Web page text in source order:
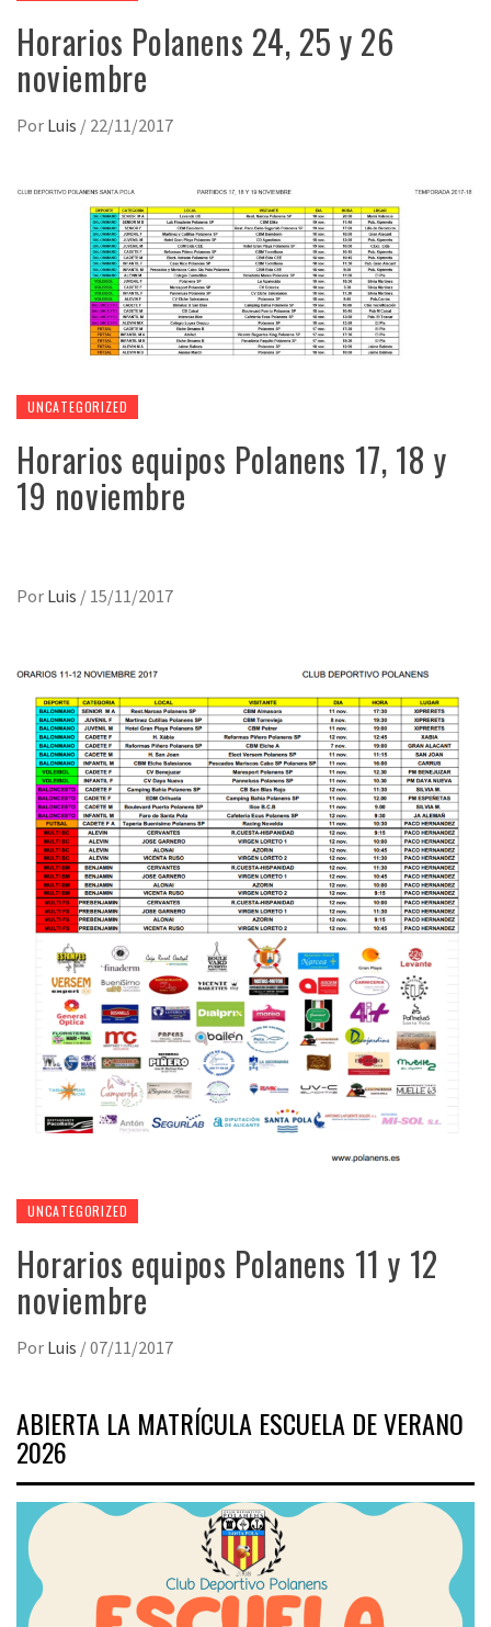
Horarios Polanens 24, 25 y 26
noviembre
Por Luis / 22/11/2017
UNCATEGORIZED
Horarios equipos Polanens 17, 18 y
19 noviembre
Por Luis / 15/11/2017
UNCATEGORIZED
Horarios equipos Polanens 11 y 12
noviembre
Por Luis /07/11/2017
ABIERTA LA MATRÍCULA ESCUELA DE VERANO
2026